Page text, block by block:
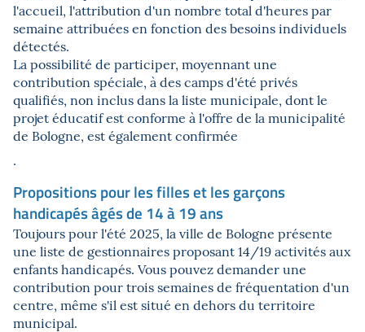
l'accueil, l'attribution d'un nombre total d'heures par
semaine attribuées en fonction des besoins individuels
détectés.
La possibilité de participer, moyennant une
contribution spéciale, à des camps d'été privés
qualifiés, non inclus dans la liste municipale, dont le
projet éducatif est conforme à l'offre de la municipalité
de Bologne, est également confirmée
.
Propositions pour les filles et les garçons
handicapés âgés de 14 à 19 ans
Toujours pour l'été 2025, la ville de Bologne présente
une liste de gestionnaires proposant 14/19 activités aux
enfants handicapés. Vous pouvez demander une
contribution pour trois semaines de fréquentation d'un
centre, même s'il est situé en dehors du territoire
municipal.